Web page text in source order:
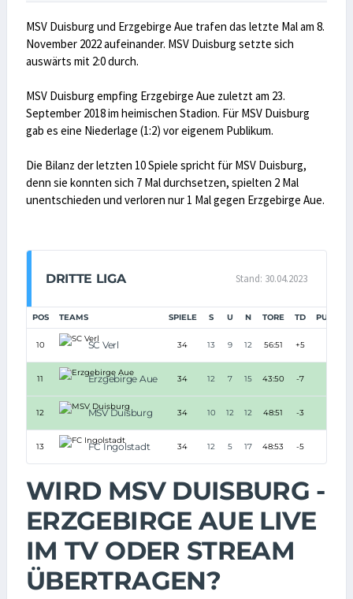
MSV Duisburg und Erzgebirge Aue trafen das letzte Mal am 8.
November 2022 aufeinander. MSV Duisburg setzte sich
auswärts mit 2:0 durch.
MSV Duisburg empfing Erzgebirge Aue zuletzt am 23.
September 2018 im heimischen Stadion. Für MSV Duisburg
gab es eine Niederlage (1:2) vor eigenem Publikum.
Die Bilanz der letzten 10 Spiele spricht für MSV Duisburg,
denn sie konnten sich 7 Mal durchsetzen, spielten 2 Mal
unentschieden und verloren nur 1 Mal gegen Erzgebirge Aue.
DRITTE LIGA Stand: 30.04.2023
POS TEAMS SPIELE S U N TORE TD PUNKTE
10 SC Verl 34 13 9 12 56:51 +5
11 Erzgebirge Aue 34 12 7 15 43:50 -7
12 MSV Duisburg 34 10 12 12 48:51 -3
13 FC Ingolstadt 34 12 5 17 48:53 -5
WIRD MSV DUISBURG -
ERZGEBIRGE AUE LIVE
IM TV ODER STREAM
ÜBERTRAGEN?